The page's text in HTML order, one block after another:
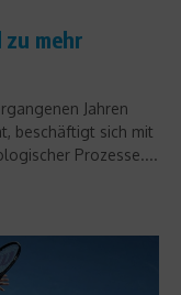
mehr
Jahren
beschäftigt sich mit
Prozesse....